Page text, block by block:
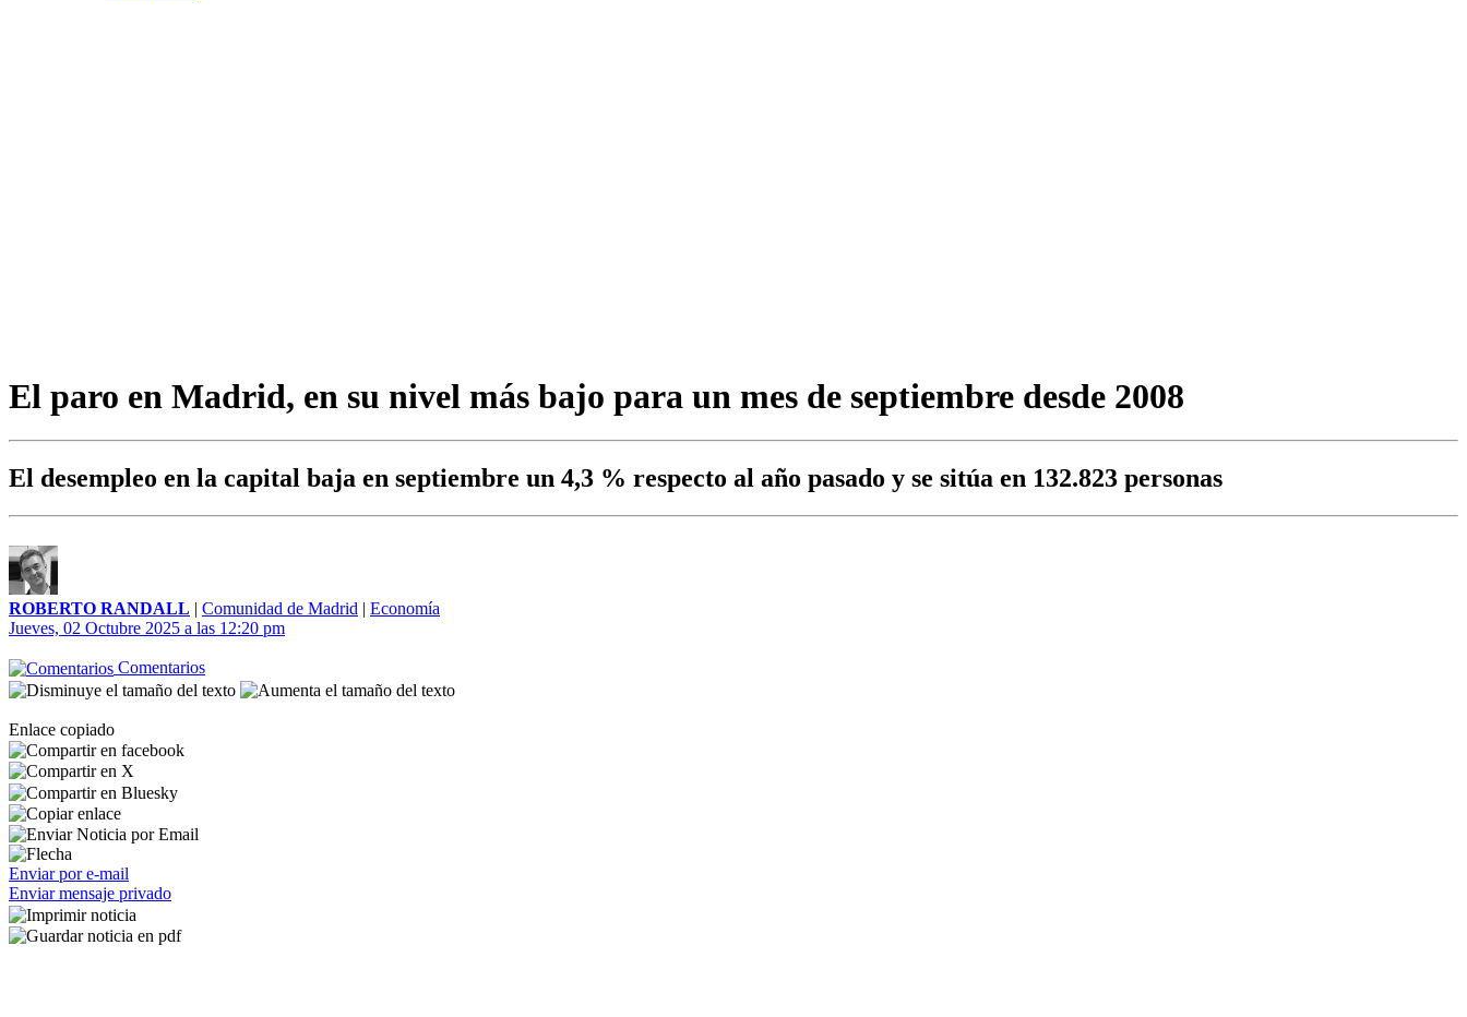
El paro en Madrid, en su nivel más bajo para un mes de septiembre desde 2008
El desempleo en la capital baja en septiembre un 4,3 % respecto al año pasado y se sitúa en 132.823 personas
ROBERTO RANDALL | Comunidad de Madrid | Economía
Jueves, 02 Octubre 2025 a las 12:20 pm
Comentarios
Enlace copiado
Enviar por e-mail
Enviar mensaje privado